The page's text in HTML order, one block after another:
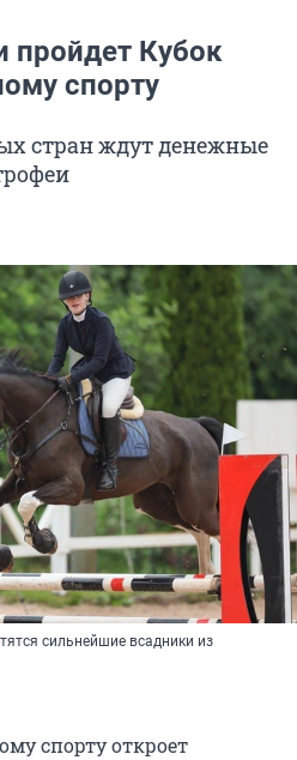
пройдет Кубок
спорту
стран ждут денежные
сильнейшие всадники из
спорту откроет